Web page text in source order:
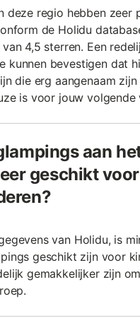
deze regio hebben zeer
de Holidu
4,5 sterren. Een
kunnen bevestigen dat
die erg aangenaam
is voor jouw volgende
aan
geschikt
van Holidu, is
geschikt zijn voor
gemakkelijker zijn